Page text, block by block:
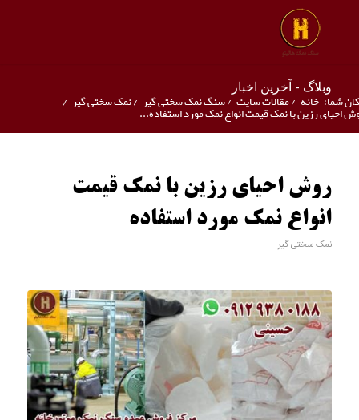
وبلاگ - آخرین اخبار
شما: خانه /مقالات سایت /سنگ نمک سختی گیر /نمک سختی گیر /
احیای رزین با نمک قیمت انواع نمک مورد استفاده...
روش احیای رزین با نمک قیمت
انواع نمک مورد استفاده
نمک سختی گیر